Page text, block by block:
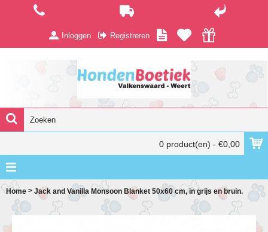
Inloggen Registreren
0 product(en) - €0,00
Home > Jack and Vanilla Monsoon Blanket 50x60 cm, in grijs en bruin.